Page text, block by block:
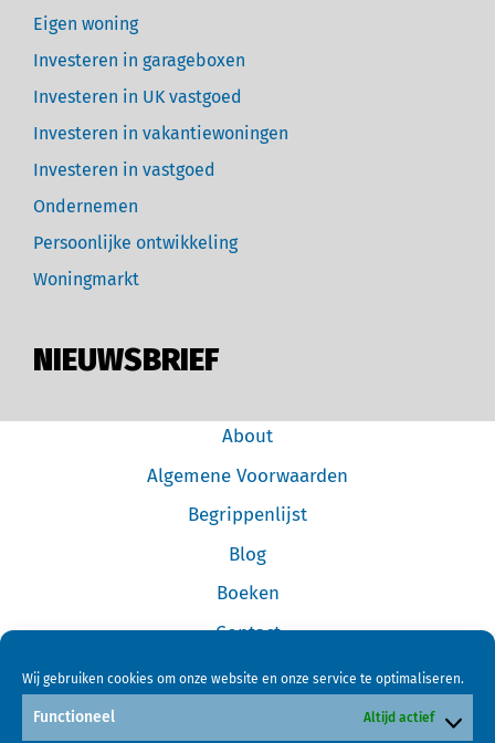
Wij gebruiken cookies om onze website en onze service te optimaliseren.
Functioneel Altijd actief
Eigen woning
Investeren in garageboxen
Investeren in UK vastgoed
Investeren in vakantiewoningen
Investeren in vastgoed
Ondernemen
Persoonlijke ontwikkeling
Woningmarkt
NIEUWSBRIEF
About
Algemene Voorwaarden
Begrippenlijst
Blog
Boeken
Contact
Cookiebeleid (EU)